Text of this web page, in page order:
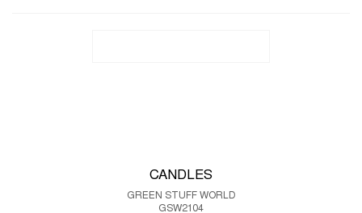
CANDLES
GREEN STUFF WORLD
GSW2104